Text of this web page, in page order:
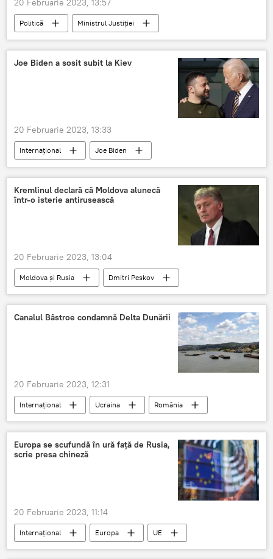
20 Februarie 2023, 13:57
Politică
Ministrul Justiţiei
Curtea Supremă de Justiție
Vizită
Joe Biden a sosit subit la Kiev
20 Februarie 2023, 13:33
Internațional
Joe Biden
Volodimir Zelenski
Vizită
Kiev
Confruntare
Kremlinul declară că Moldova alunecă
într-o isterie antirusească
20 Februarie 2023, 13:04
Moldova și Rusia
Dmitri Peskov
Moldova
Rusia
relații bileterale
isterie
rusofobie dialog constructiv
Canalul Bâstroe condamnă Delta Dunării
20 Februarie 2023, 12:31
Internațional Ucraina
România
Dunărea
Europa se scufundă în ură față de Rusia,
scrie presa chineză
20 Februarie 2023, 11:14
Internațional Europa
UE
Ură
Rusia